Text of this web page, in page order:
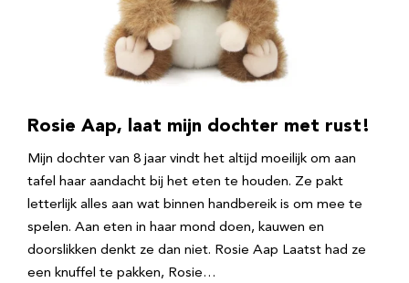
Rosie Aap, laat mijn dochter met rust!
Mijn dochter van 8 jaar vindt het altijd moeilijk om aan
tafel haar aandacht bij het eten te houden. Ze pakt
letterlijk alles aan wat binnen handbereik is om mee te
spelen. Aan eten in haar mond doen, kauwen en
doorslikken denkt ze dan niet. Rosie Aap Laatst had ze
een knuffel te pakken, Rosie…